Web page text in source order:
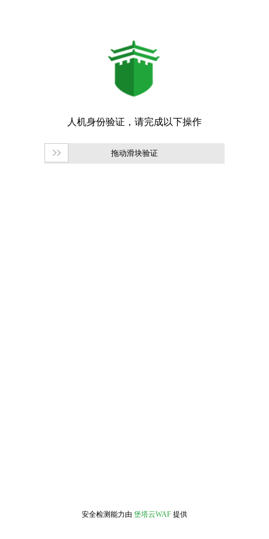
拖动滑块验证
安全检测能力由 堡塔云WAF 提供